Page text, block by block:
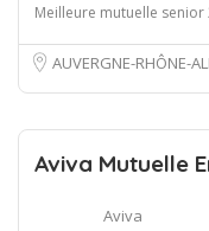
Meilleure mutuelle senior
AUVERGNE-RHÔNE-
Aviva Mutuelle
Aviva